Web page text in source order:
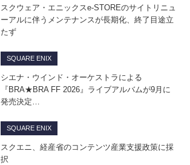
スクウェア・エニックスe-STOREのサイトリニュ
ーアルに伴うメンテナンスが長期化、終了目途立
たず
SQUARE ENIX
シエナ・ウインド・オーケストラによる
『BRA★BRA FF 2026』ライブアルバムが9月に
発売決定…
SQUARE ENIX
スクエニ、経産省のコンテンツ産業支援政策に採
択